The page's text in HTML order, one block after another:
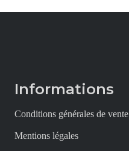
Informations
Conditions générales de vente
Mentions légales